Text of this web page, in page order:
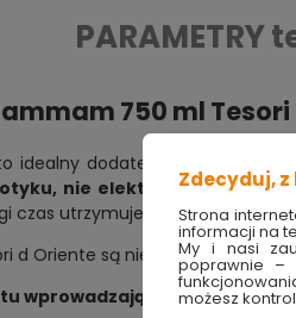
PARAMETRY
750 ml
idealny dodatek do prania,
nie elektryzują się oraz
czas utrzymuje się na tkaninach.
d Oriente są niezwykle wydajne.
wprowadzającego produkt na
Zdecyduj,
Strona
informacji na
My i nasi
poprawnie –
możesz